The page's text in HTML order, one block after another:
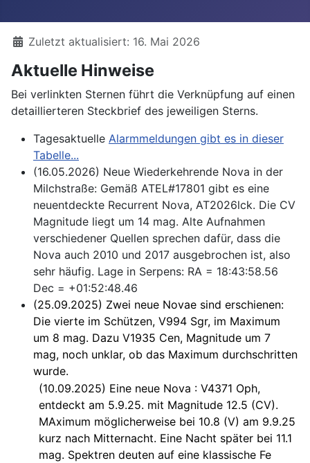
DetailsZuletzt aktualisiert: 16. Mai 2026
Aktuelle Hinweise
Bei verlinkten Sternen führt die Verknüpfung auf einen
detaillierteren Steckbrief des jeweiligen Sterns.
Tagesaktuelle Alarmmeldungen gibt es in dieser
Tabelle...
(16.05.2026) Neue Wiederkehrende Nova in der
Milchstraße: Gemäß ATEL#17801 gibt es eine
neuentdeckte Recurrent Nova, AT2026lck. Die CV
Magnitude liegt um 14 mag. Alte Aufnahmen
verschiedener Quellen sprechen dafür, dass die
Nova auch 2010 und 2017 ausgebrochen ist, also
sehr häufig. Lage in Serpens: RA = 18:43:58.56
Dec = +01:52:48.46
(25.09.2025) Zwei neue Novae sind erschienen:
Die vierte im Schützen, V994 Sgr, im Maximum
um 8 mag. Dazu V1935 Cen, Magnitude um 7
mag, noch unklar, ob das Maximum durchschritten
wurde.
(10.09.2025) Eine neue Nova : V4371 Oph,
entdeckt am 5.9.25. mit Magnitude 12.5 (CV).
MAximum möglicherweise bei 10.8 (V) am 9.9.25
kurz nach Mitternacht. Eine Nacht später bei 11.1
mag. Spektren deuten auf eine klassische Fe